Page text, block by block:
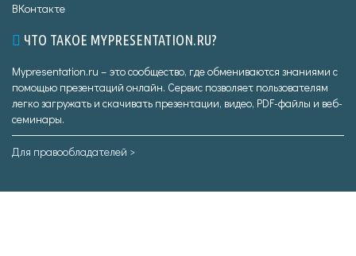
ВКонтакте
ЧТО ТАКОЕ MYPRESENTATION.RU?
Mypresentation.ru – это сообщество, где обмениваются знаниями с
помощью презентаций онлайн. Сервис позволяет пользователям
легко загружать и скачивать презентации, видео, PDF-файлы и веб-
семинары.
Для правообладателей >